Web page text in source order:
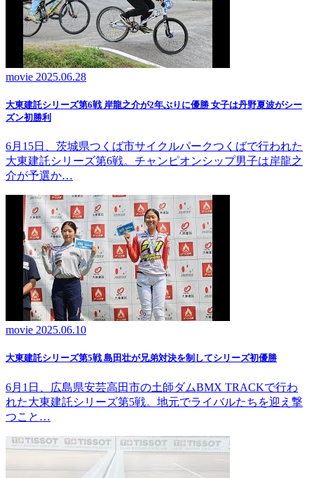
movie 2025.06.28
大東建託シリーズ第6戦 岸龍之介が2年ぶりに優勝 女子は丹野夏波がシー
ズン初勝利
6月15日、茨城県つくば市サイクルパークつくばで行われた
大東建託シリーズ第6戦。チャンピオンシップ男子は岸龍之
介が予選か…
movie 2025.06.10
大東建託シリーズ第5戦 島田壮が兄弟対決を制してシリーズ初優勝
6月1日、広島県安芸高田市の土師ダムBMX TRACKで行わ
れた大東建託シリーズ第5戦。地元でライバルたちを迎え撃
つこと…